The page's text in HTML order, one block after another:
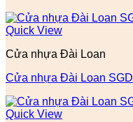
Quick View
Cửa nhựa Đài Loan
Cửa nhựa Đài Loan
Quick View